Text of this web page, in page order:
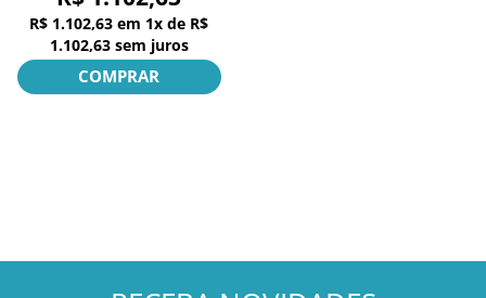
R$ 1.102,63 em 1x de R$
1.102,63 sem juros
COMPRAR